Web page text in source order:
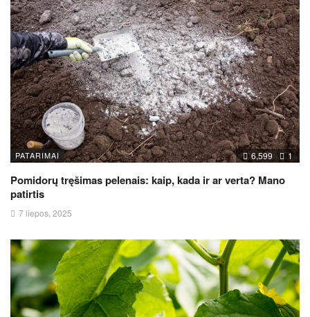
PATARIMAI 6,599 1
Pomidorų tręšimas pelenais: kaip, kada ir ar verta? Mano
patirtis
7 liepos, 2025